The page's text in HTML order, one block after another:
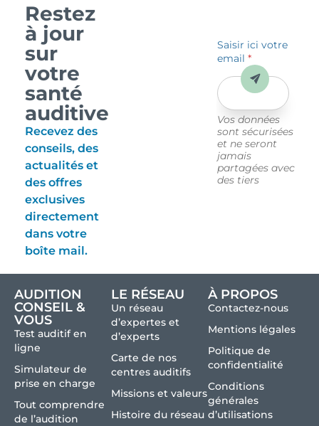
Restez
à jour
sur
votre
santé
auditive
Recevez des
conseils, des
actualités et
des offres
exclusives
directement
dans votre
boîte mail.
Saisir ici votre
email*
Vos données
sont sécurisées
et ne seront
jamais
partagées avec
des tiers
Envoyer
AUDITION
CONSEIL &
VOUS
Test auditif en
ligne
Simulateur de
prise en charge
Tout comprendre
de l’audition
LE RÉSEAU
Un réseau
d’expertes et
d’experts
Carte de nos
centres auditifs
Missions et valeurs
Histoire du réseau
À PROPOS
Contactez-nous
Mentions légales
Politique de
confidentialité
Conditions
générales
d’utilisations